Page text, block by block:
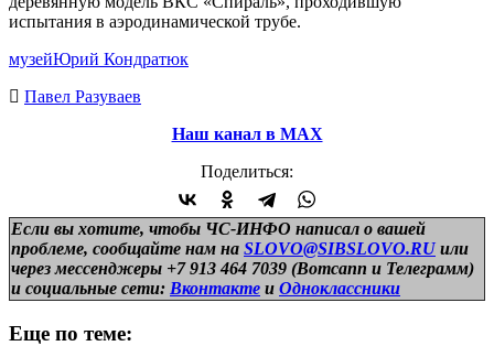
испытания в аэродинамической трубе.
музейЮрий Кондратюк
Павел Разуваев
Наш канал в МАХ
Поделиться:
Если вы хотите, чтобы ЧС-ИНФО написал о вашей
проблеме, сообщайте нам на SLOVO@SIBSLOVO.RU или
через мессенджеры +7 913 464 7039 (Вотсапп и Телеграмм)
и социальные сети: Вконтакте и Одноклассники
Еще по теме: